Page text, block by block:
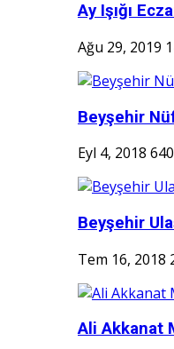
Ay Işığı
Ağu 29, 2019
Beyşehir
Eyl 4, 2018
Beyşehir
Tem 16, 2018
Ali Akkanat